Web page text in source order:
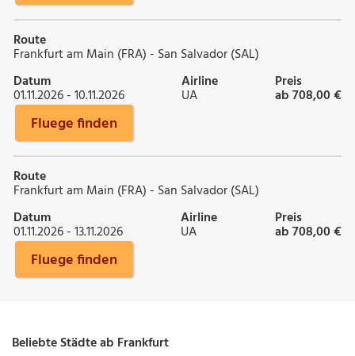
Route
Frankfurt am Main (FRA) - San Salvador (SAL)
Datum
01.11.2026 - 10.11.2026
Airline
UA
Preis
ab 708,00 €
Fluege finden
Route
Frankfurt am Main (FRA) - San Salvador (SAL)
Datum
01.11.2026 - 13.11.2026
Airline
UA
Preis
ab 708,00 €
Fluege finden
Beliebte Städte ab Frankfurt